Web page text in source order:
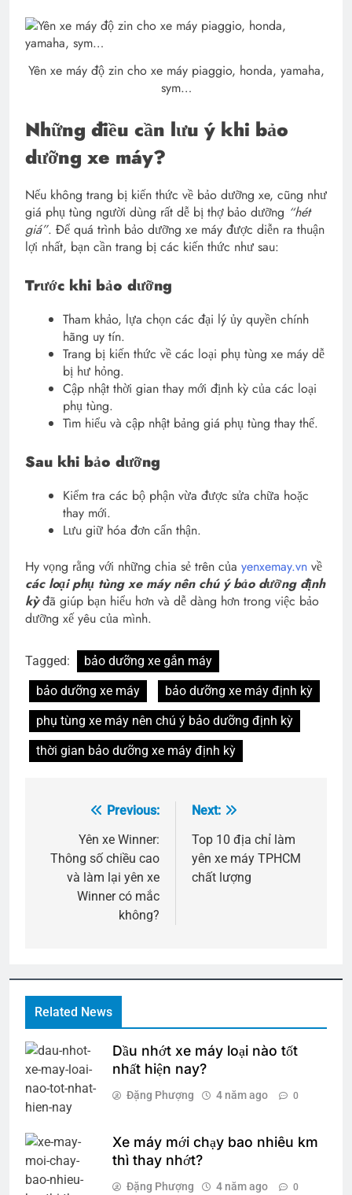
Yên xe máy độ zin cho xe máy piaggio, honda, yamaha,
sym…
Những điều cần lưu ý khi bảo
dưỡng xe máy?
Nếu không trang bị kiến thức về bảo dưỡng xe, cũng như
giá phụ tùng người dùng rất dễ bị thợ bảo dưỡng “hét
giá”. Để quá trình bảo dưỡng xe máy được diễn ra thuận
lợi nhất, bạn cần trang bị các kiến thức như sau:
Trước khi bảo dưỡng
Tham khảo, lựa chọn các đại lý ủy quyền chính
hãng uy tín.
Trang bị kiến thức về các loại phụ tùng xe máy dễ
bị hư hỏng.
Cập nhật thời gian thay mới định kỳ của các loại
phụ tùng.
Tìm hiểu và cập nhật bảng giá phụ tùng thay thế.
Sau khi bảo dưỡng
Kiểm tra các bộ phận vừa được sửa chữa hoặc
thay mới.
Lưu giữ hóa đơn cẩn thận.
Hy vọng rằng với những chia sẻ trên của yenxemay.vn về
các loại phụ tùng xe máy nên chú ý bảo dưỡng định
kỳ đã giúp bạn hiểu hơn và dễ dàng hơn trong việc bảo
dưỡng xế yêu của mình.
Tagged:
bảo dưỡng xe gắn máy
bảo dưỡng xe máy
bảo dưỡng xe máy định kỳ
phụ tùng xe máy nên chú ý bảo dưỡng định kỳ
thời gian bảo dưỡng xe máy định kỳ
hướng
Previous:
Yên xe Winner:
Thông số chiều cao
và làm lại yên xe
Winner có mắc
không?
Next:
Top 10 địa chỉ làm
yên xe máy TPHCM
chất lượng
Related News
Dầu nhớt xe máy loại nào tốt
nhất hiện nay?
Đặng Phượng 4 năm ago 0
Xe máy mới chạy bao nhiêu km
thì thay nhớt?
Đặng Phượng 4 năm ago 0